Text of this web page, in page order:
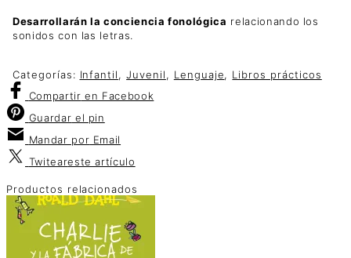
Desarrollarán la conciencia fonológica relacionando los
sonidos con las letras.
Categorías: Infantil,Juvenil, Lenguaje, Libros prácticos
Compartir en Facebook
Guardar el pin
Mandar por Email
Twiteareste artículo
Productos relacionados